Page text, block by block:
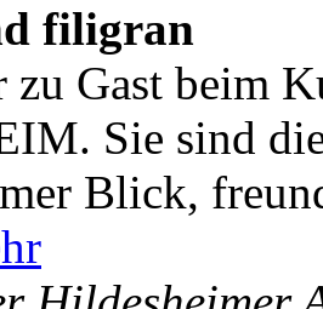
filigran
zu Gast beim
Sie sind
Blick,